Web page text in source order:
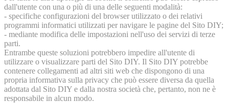
dall'utente con una o più di una delle seguenti modalità:
- specifiche configurazioni del browser utilizzato o dei relativi
programmi informatici utilizzati per navigare le pagine del Sito DIY;
- mediante modifica delle impostazioni nell'uso dei servizi di terze
parti.
Entrambe queste soluzioni potrebbero impedire all'utente di
utilizzare o visualizzare parti del Sito DIY. Il Sito DIY potrebbe
contenere collegamenti ad altri siti web che dispongono di una
propria informativa sulla privacy che può essere diversa da quella
adottata dal Sito DIY e dalla nostra società che, pertanto, non ne è
responsabile in alcun modo.